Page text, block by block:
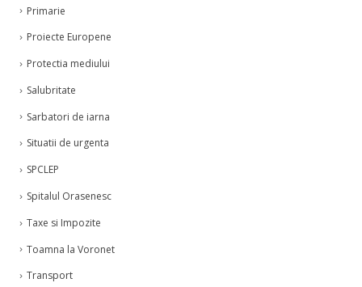
Primarie
Proiecte Europene
Protectia mediului
Salubritate
Sarbatori de iarna
Situatii de urgenta
SPCLEP
Spitalul Orasenesc
Taxe si Impozite
Toamna la Voronet
Transport